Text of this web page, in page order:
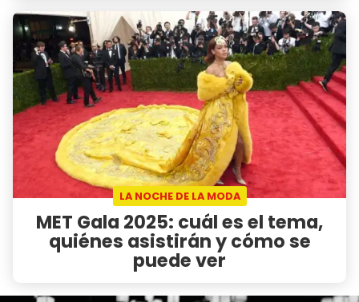
LA NOCHE DE LA MODA
MET Gala 2025: cuál es el tema,
quiénes asistirán y cómo se
puede ver